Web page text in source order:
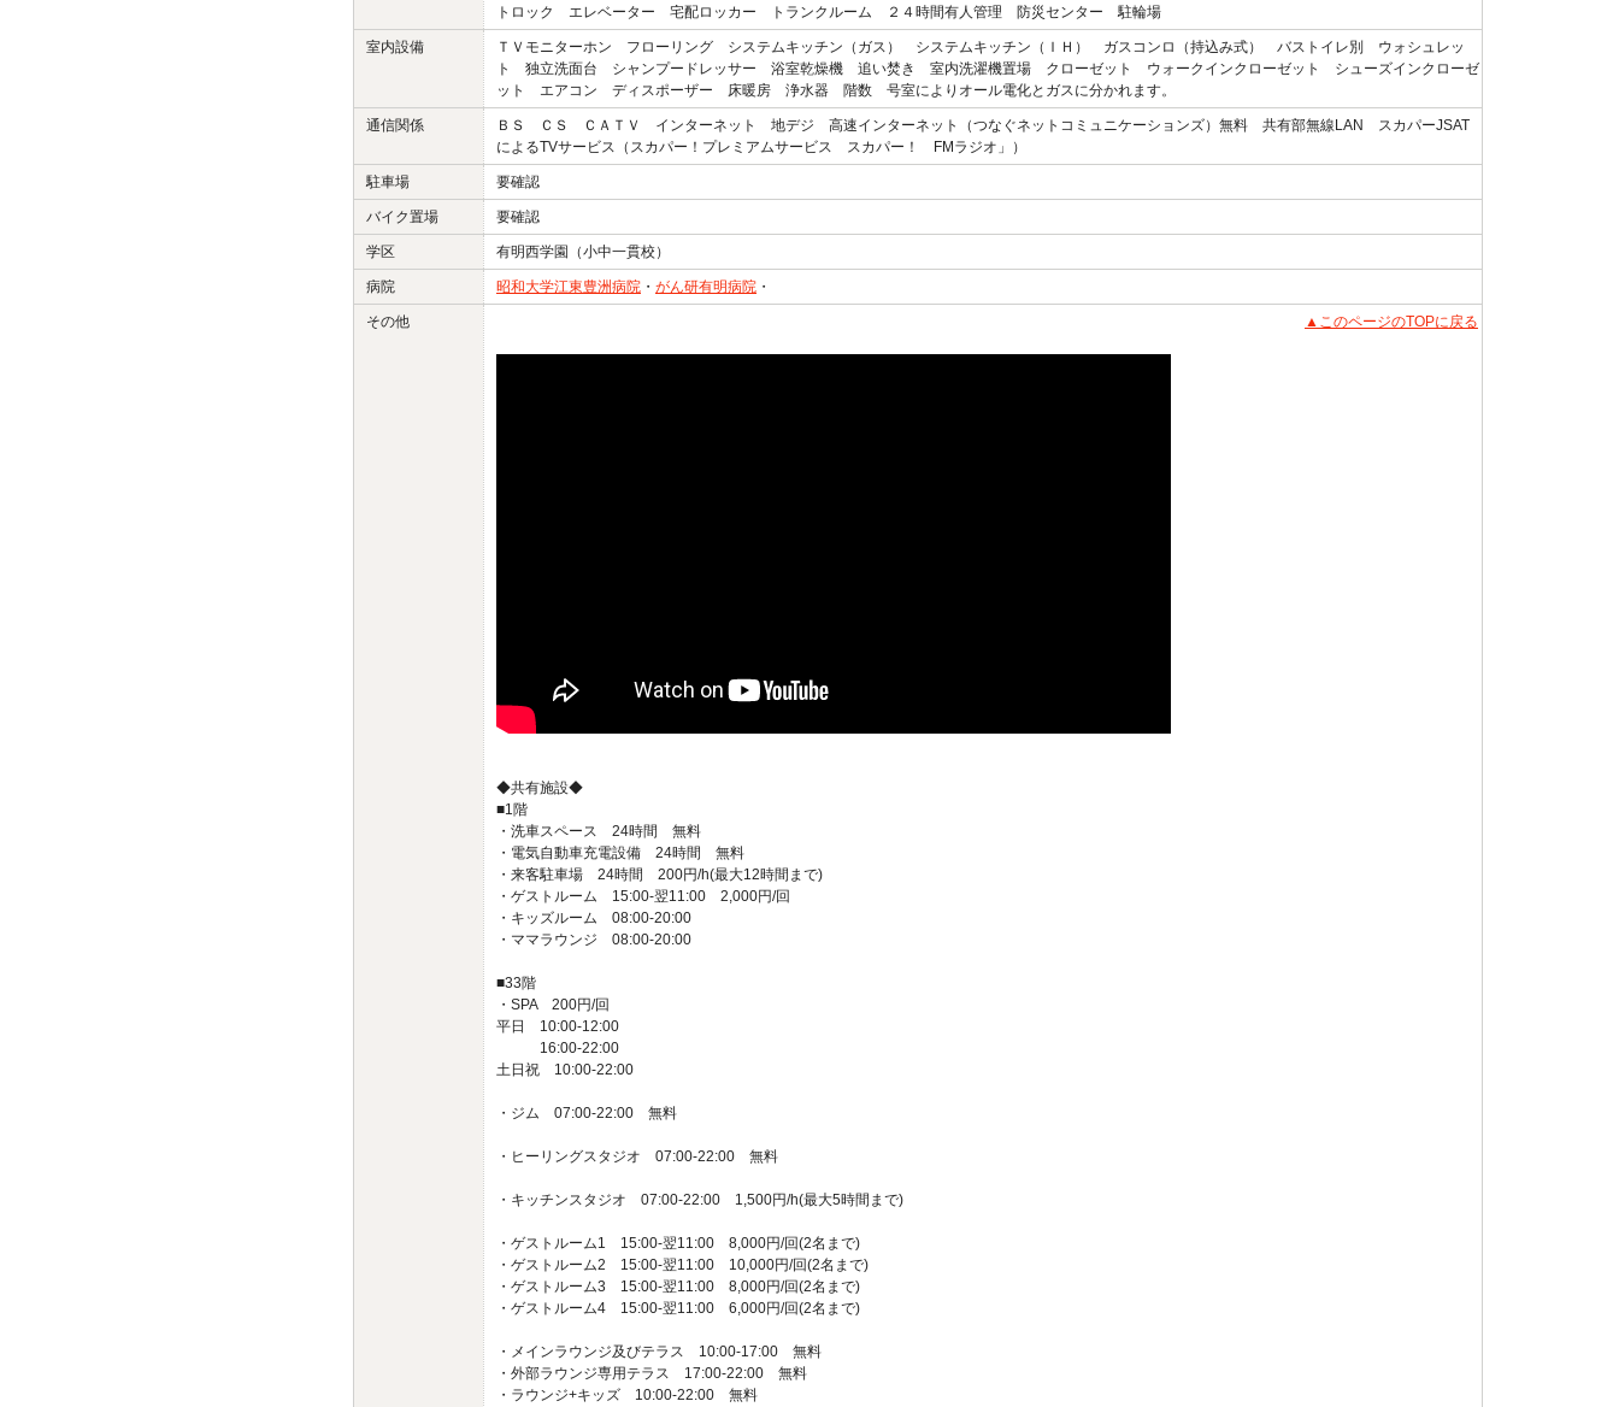
トロック エレベーター 宅配ロッカー トランクルーム ２４時間有人管理 防災センター 駐輪場
室内設備
ＴＶモニターホン フローリング システムキッチン（ガス） システムキッチン（ＩＨ） ガスコンロ（持込み式） バストイレ別 ウォシュレッ
ト 独立洗面台 シャンプードレッサー 浴室乾燥機 追い焚き 室内洗濯機置場 クローゼット ウォークインクローゼット シューズインクローゼ
ット エアコン ディスポーザー 床暖房 浄水器 階数 号室によりオール電化とガスに分かれます。
通信関係
ＢＳ ＣＳ ＣＡＴＶ インターネット 地デジ 高速インターネット（つなぐネットコミュニケーションズ）無料 共有部無線LAN スカパーJSAT
によるTVサービス（スカパー！プレミアムサービス スカパー！ FMラジオ」）
駐車場 要確認
バイク置場 要確認
学区 有明西学園（小中一貫校）
病院 昭和大学江東豊洲病院 ・ がん研有明病院 ・
その他 ▲このページのTOPに戻る
◆共有施設◆
■1階
・洗車スペース 24時間 無料
・電気自動車充電設備 24時間 無料
・来客駐車場 24時間 200円/h(最大12時間まで)
・ゲストルーム 15:00-翌11:00 2,000円/回
・キッズルーム 08:00-20:00
・ママラウンジ 08:00-20:00
■33階
・SPA 200円/回
平日 10:00-12:00
16:00-22:00
土日祝 10:00-22:00
・ジム 07:00-22:00 無料
・ヒーリングスタジオ 07:00-22:00 無料
・キッチンスタジオ 07:00-22:00 1,500円/h(最大5時間まで)
・ゲストルーム1 15:00-翌11:00 8,000円/回(2名まで)
・ゲストルーム2 15:00-翌11:00 10,000円/回(2名まで)
・ゲストルーム3 15:00-翌11:00 8,000円/回(2名まで)
・ゲストルーム4 15:00-翌11:00 6,000円/回(2名まで)
・メインラウンジ及びテラス 10:00-17:00 無料
・外部ラウンジ専用テラス 17:00-22:00 無料
・ラウンジ+キッズ 10:00-22:00 無料